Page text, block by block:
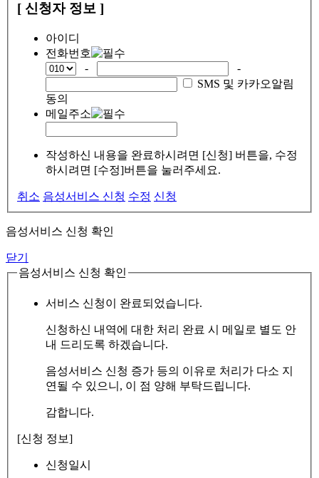
[ 신청자 정보 ]
아이디
전화번호
-
-
SMS 및 카카오알림
동의
메일주소
작성하신 내용을 완료하시려면 [신청] 버튼을, 수정
하시려면 [수정]버튼을 눌러주세요.
취소 음성서비스 신청 수정 신청
음성서비스 신청 확인
닫기
음성서비스 신청 확인
서비스 신청이 완료되었습니다.
신청하신 내역에 대한 처리 완료 시 메일로 별도 안
내 드리도록 하겠습니다.
음성서비스 신청 증가 등의 이유로 처리가 다소 지
연될 수 있으니, 이 점 양해 부탁드립니다.
감합니다.
[신청 정보]
신청일시